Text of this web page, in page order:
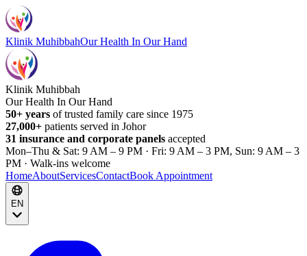
Klinik MuhibbahOur Health In Our Hand
Klinik Muhibbah
Our Health In Our Hand
50+ years of trusted family care since 1975
27,000+ patients served in Johor
31 insurance and corporate panels accepted
Mon–Thu & Sat: 9 AM – 9 PM · Fri: 9 AM – 3 PM, Sun: 9 AM – 3
PM · Walk-ins welcome
HomeAboutServicesContactBook Appointment
EN